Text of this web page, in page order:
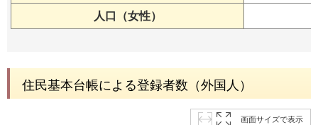
人口（女性）
住民基本台帳による登録者数（外国人）
画面サイズで表示